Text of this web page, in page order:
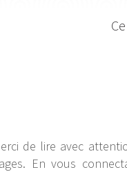
de lire avec
En vous